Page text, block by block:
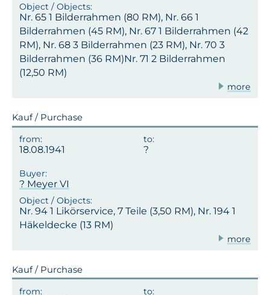
Nr. 65 1 Bilderrahmen (80 RM), Nr. 66 1
Bilderrahmen (45 RM), Nr. 67 1 Bilderrahmen (42
RM), Nr. 68 3 Bilderrahmen (23 RM), Nr. 70 3
Bilderrahmen (36 RM)Nr. 71 2 Bilderrahmen
(12,50 RM)
more
Kauf / Purchase
18.08.1941
? Meyer VI
Nr. 94 1 Likörservice, 7 Teile (3,50 RM), Nr. 194 1
Häkeldecke (13 RM)
more
Kauf / Purchase